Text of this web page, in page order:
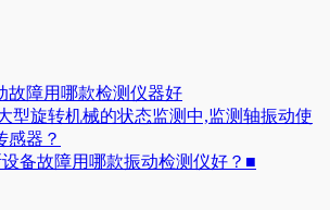
故障用哪款检测仪器好
型旋转机械的状态监测中,监测轴振动使
感器？
备故障用哪款振动检测仪好？■